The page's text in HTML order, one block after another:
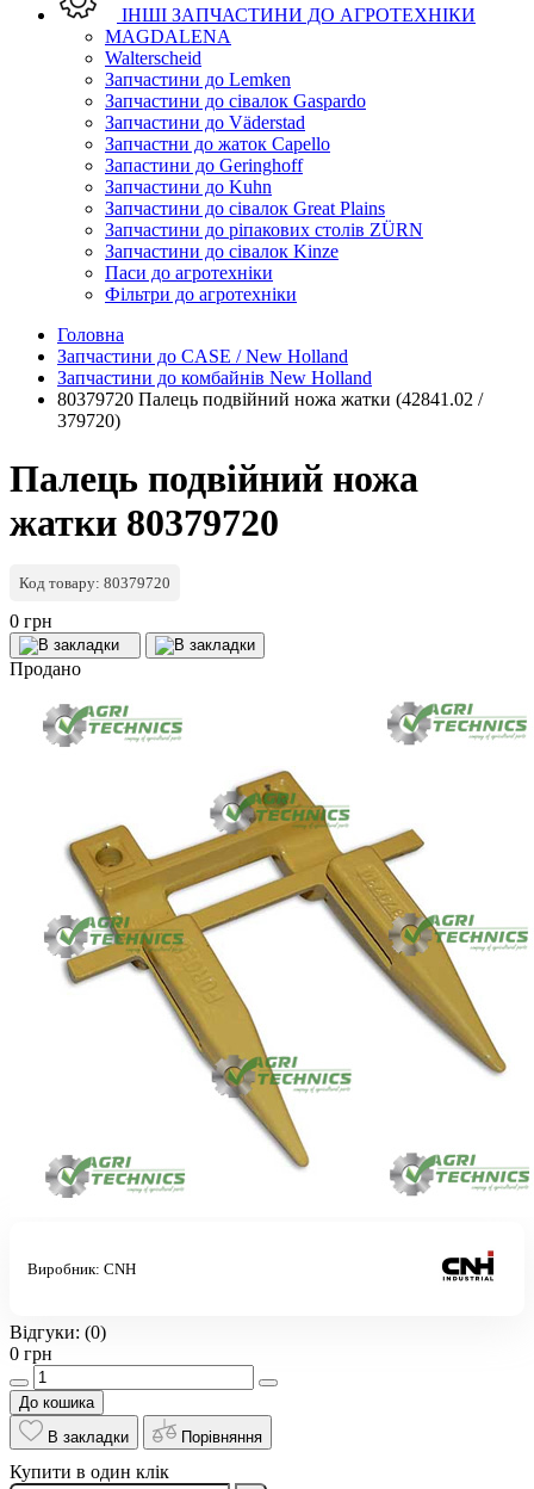
ІНШІ ЗАПЧАСТИНИ ДО АГРОТЕХНІКИ
MAGDALENA
Walterscheid
Запчастини до Lemken
Запчастини до сівалок Gaspardo
Запчастини до Väderstad
Запчастни до жаток Capello
Запастини до Geringhoff
Запчастини до Kuhn
Запчастини до сівалок Great Plains
Запчастини до ріпакових столів ZÜRN
Запчастини до сівалок Kinze
Паси до агротехніки
Фільтри до агротехніки
Головна
Запчастини до CASE / New Holland
Запчастини до комбайнів New Holland
80379720 Палець подвійний ножа жатки (42841.02 /
379720)
Палець подвійний ножа
жатки 80379720
Код товару: 80379720
0 грн
Продано
Виробник: CNH
Відгуки: (0)
0 грн
До кошика
В закладки
Порівняння
Купити в один клік